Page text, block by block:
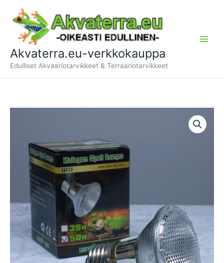
sisältöön
Akvaterra.eu-verkkokauppa
Edulliset Akvaariotarvikkeet & Terraariotarvikkeet